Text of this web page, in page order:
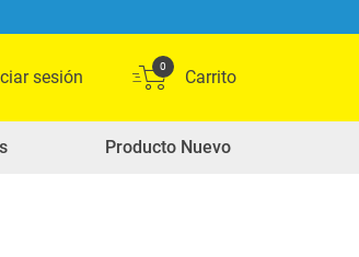
sesión
0
Producto Nuevo